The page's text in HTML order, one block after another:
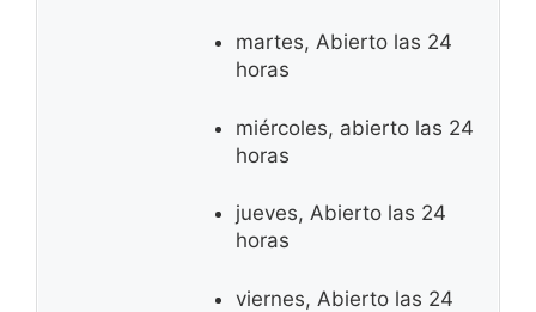
martes, Abierto las 24
horas
miércoles, abierto las 24
horas
jueves, Abierto las 24
horas
viernes, Abierto las 24